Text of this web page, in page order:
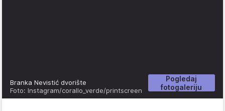
Pogledaj
fotogaleriju
Branka Nevistić dvorište
Foto: Instagram/corallo_verde/printscreen